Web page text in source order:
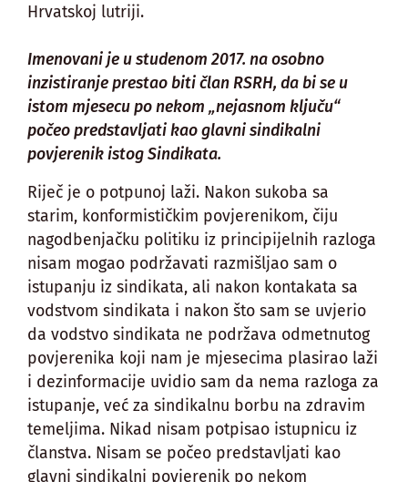
Hrvatskoj lutriji.
Imenovani je u studenom 2017. na osobno
inzistiranje prestao biti član RSRH, da bi se u
istom mjesecu po nekom „nejasnom ključu“
počeo predstavljati kao glavni sindikalni
povjerenik istog Sindikata.
Riječ je o potpunoj laži. Nakon sukoba sa
starim, konformističkim povjerenikom, čiju
nagodbenjačku politiku iz principijelnih razloga
nisam mogao podržavati razmišljao sam o
istupanju iz sindikata, ali nakon kontakata sa
vodstvom sindikata i nakon što sam se uvjerio
da vodstvo sindikata ne podržava odmetnutog
povjerenika koji nam je mjesecima plasirao laži
i dezinformacije uvidio sam da nema razloga za
istupanje, već za sindikalnu borbu na zdravim
temeljima. Nikad nisam potpisao istupnicu iz
članstva. Nisam se počeo predstavljati kao
glavni sindikalni povjerenik po nekom